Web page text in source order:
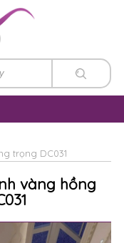
trọng DC031
vàng hồng